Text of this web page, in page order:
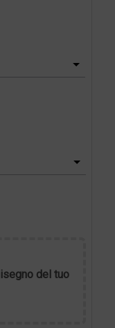
del tuo